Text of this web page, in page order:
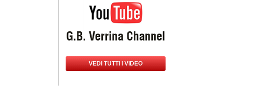
VEDI TUTTI I VIDEO